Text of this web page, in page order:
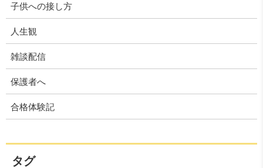
子供への接し方
人生観
雑談配信
保護者へ
合格体験記
タグ